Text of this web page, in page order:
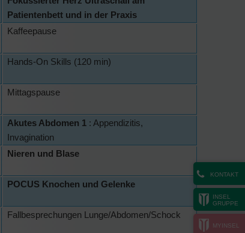
KONTAKT
INSEL
GRUPPE
MYINSEL
Patientenbett und in der Praxis
Kaffeepause
Hands-On Skills (120 min)
Mittagspause
Akutes Abdomen 1 : Appendizitis,
Invagination
Nieren und Blase
POCUS Knochen und Gelenke
Fallbesprechungen Lunge/Abdomen/Schock